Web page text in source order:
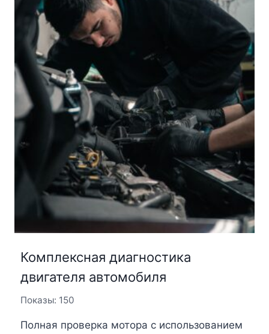
Комплексная диагностика
двигателя автомобиля
Показы: 150
Полная проверка мотора с использованием